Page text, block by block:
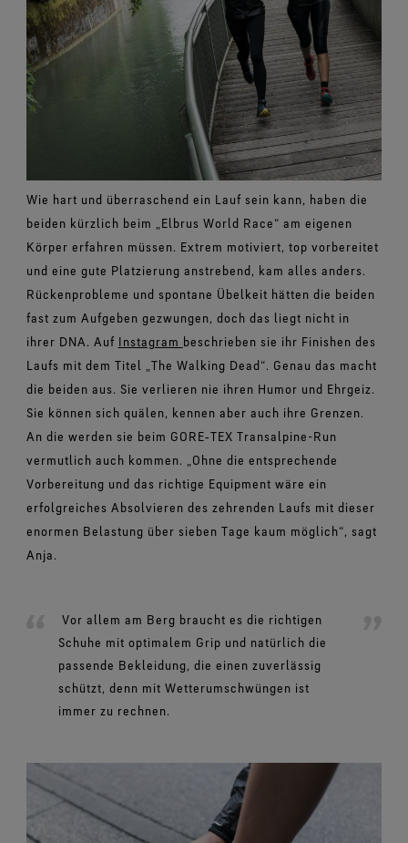
Wie hart und überraschend ein Lauf sein kann, haben die
beiden kürzlich beim „Elbrus World Race“ am eigenen
Körper erfahren müssen. Extrem motiviert, top vorbereitet
und eine gute Platzierung anstrebend, kam alles anders.
Rückenprobleme und spontane Übelkeit hätten die beiden
fast zum Aufgeben gezwungen, doch das liegt nicht in
ihrer DNA. Auf Instagram beschrieben sie ihr Finishen des
Laufs mit dem Titel „The Walking Dead“. Genau das macht
die beiden aus. Sie verlieren nie ihren Humor und Ehrgeiz.
Sie können sich quälen, kennen aber auch ihre Grenzen.
An die werden sie beim GORE‑TEX Transalpine-Run
vermutlich auch kommen. „Ohne die entsprechende
Vorbereitung und das richtige Equipment wäre ein
erfolgreiches Absolvieren des zehrenden Laufs mit dieser
enormen Belastung über sieben Tage kaum möglich“, sagt
Anja.
Vor allem am Berg braucht es die richtigen
Schuhe mit optimalem Grip und natürlich die
passende Bekleidung, die einen zuverlässig
schützt, denn mit Wetterumschwüngen ist
immer zu rechnen.